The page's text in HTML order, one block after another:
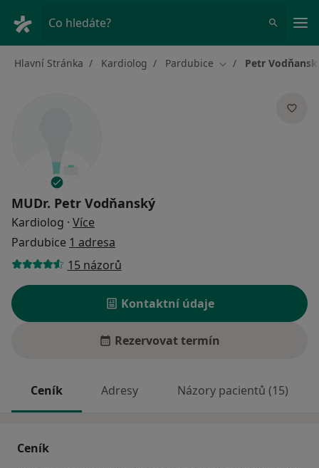
Co hledáte?
Hlavní Stránka Kardiolog Pardubice Změna města
Petr
MUDr. Petr Vodňanský
Kardiolog · Více
Pardubice 1 adresa
15 názorů
Kontaktní údaje
Rezervovat termín
Ceník Adresy Názory pacientů (15)
Ceník